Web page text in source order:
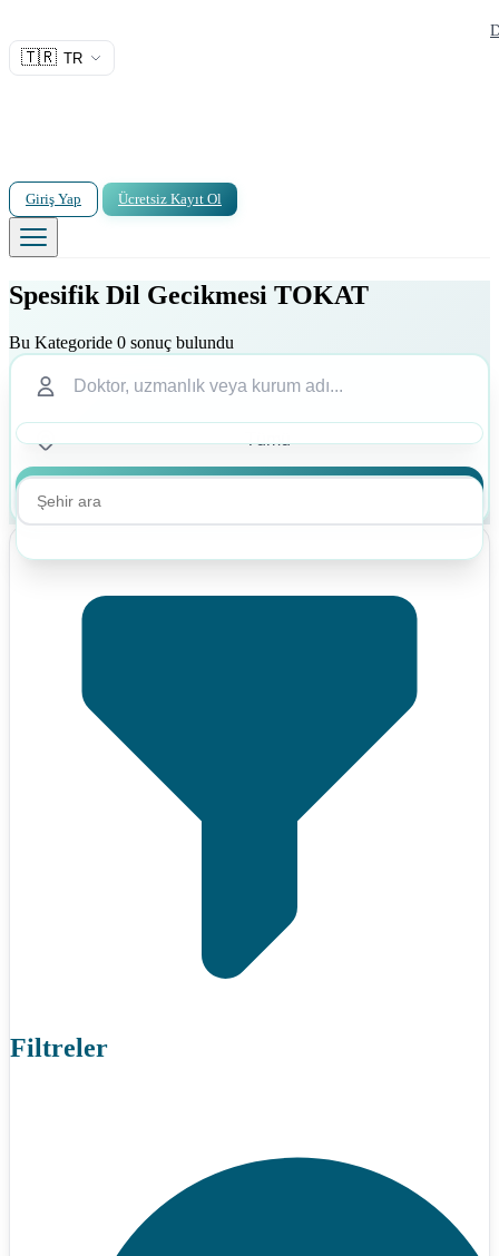
🇹🇷 TR
Giriş Yap Ücretsiz Kayıt Ol
Spesifik Dil Gecikmesi TOKAT
Bu Kategoride 0 sonuç bulundu
Filtreler